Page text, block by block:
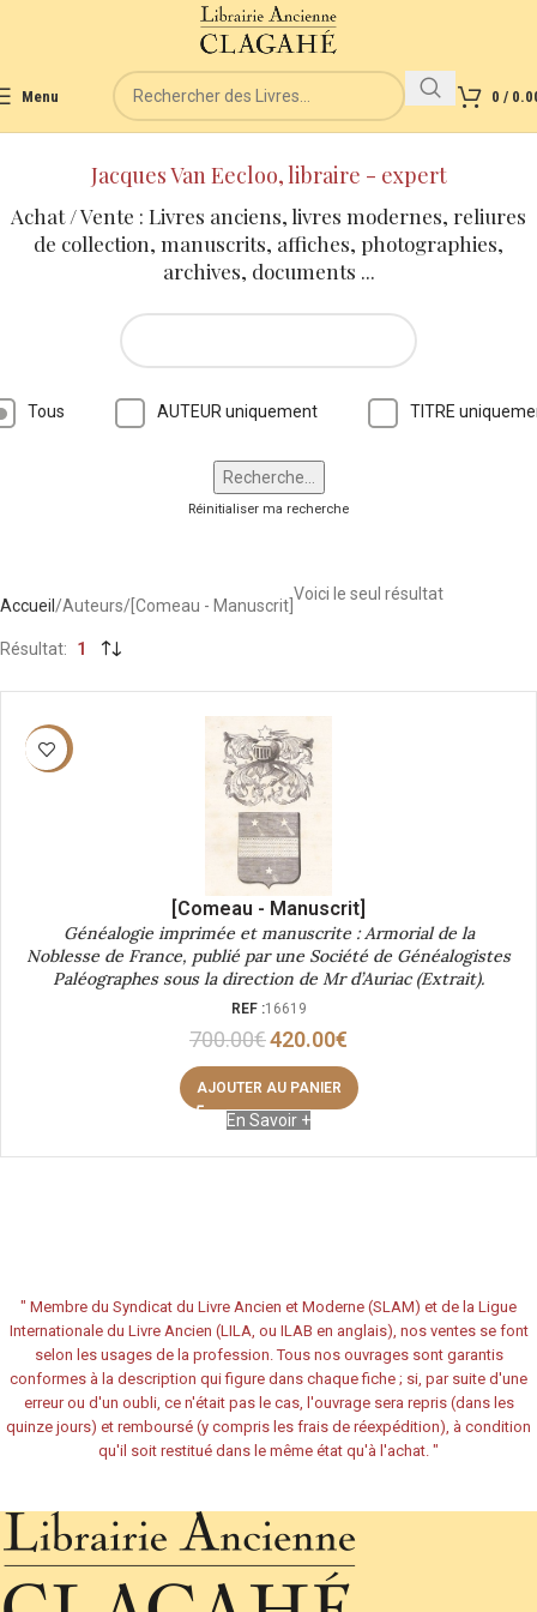
Menu 0 /
Jacques Van Eecloo, libraire - expert
Achat / Vente : Livres anciens, livres modernes, reliures
de collection, manuscrits, affiches, photographies,
archives, documents ...
Tous AUTEUR uniquement TITRE
Réinitialiser ma recherche
Accueil Auteurs [Comeau - Manuscrit]
Voici le seul résultat
Résultat 1
-40%
[Comeau - Manuscrit]
Généalogie imprimée et manuscrite : Armorial de la
Noblesse de France, publié par une Société de Généalogistes
Paléographes sous la direction de Mr d’Auriac (Extrait).
REF :16619
700.00€420.00€
AJOUTER AU PANIER
En Savoir +
" Membre du Syndicat du Livre Ancien et Moderne (SLAM) et de la Ligue
Internationale du Livre Ancien (LILA, ou ILAB en anglais), nos ventes se font
selon les usages de la profession. Tous nos ouvrages sont garantis
conformes à la description qui figure dans chaque fiche ; si, par suite d'une
erreur ou d'un oubli, ce n'était pas le cas, l'ouvrage sera repris (dans les
quinze jours) et remboursé (y compris les frais de réexpédition), à condition
qu'il soit restitué dans le même état qu'à l'achat. "